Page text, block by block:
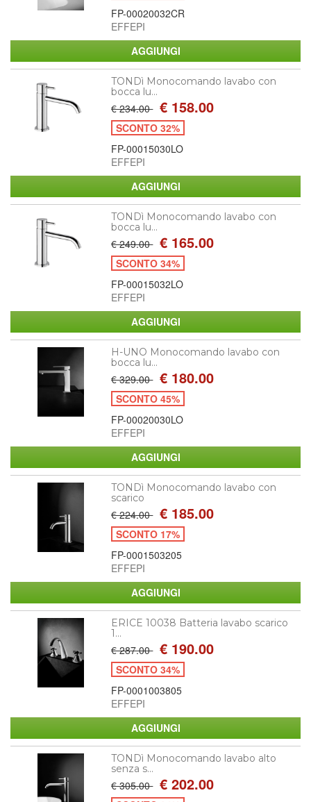
FP-00020032CR
EFFEPI
TONDì Monocomando lavabo con
bocca lu...
€ 234.00 € 158.00
SCONTO 32%
FP-00015030LO
EFFEPI
TONDì Monocomando lavabo con
bocca lu...
€ 249.00 € 165.00
SCONTO 34%
FP-00015032LO
EFFEPI
H-UNO Monocomando lavabo con
bocca lu...
€ 329.00 € 180.00
SCONTO 45%
FP-00020030LO
EFFEPI
TONDì Monocomando lavabo con
scarico
€ 224.00 € 185.00
SCONTO 17%
FP-0001503205
EFFEPI
ERICE 10038 Batteria lavabo scarico
1...
€ 287.00 € 190.00
SCONTO 34%
FP-0001003805
EFFEPI
TONDì Monocomando lavabo alto
senza s...
€ 305.00 € 202.00